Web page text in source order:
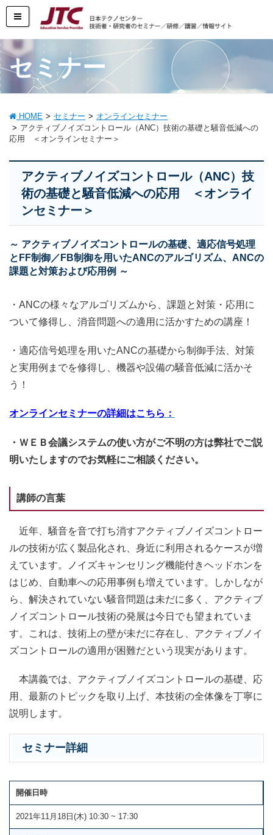
セミナー
HOME セミナー
オンラインセミナー
アクティブノイズコントロール（ANC）技術の基礎と騒音低減への
応用 ＜オンラインセミナー＞
アクティブノイズコントロール（ANC）技
術の基礎と騒音低減への応用 ＜オンライ
ンセミナー＞
～ アクティブノイズコントロールの基礎、適応信号処理
とFF制御／FB制御を用いたANCのアルゴリズム、ANCの
課題と対策および応用例 ～
・ANCの様々なアルゴリズムから、課題と対策・応用に
ついて修得し、消音問題への適用に活かすための講座！
・適応信号処理を用いたANCの基礎から制御手法、対策
と実用例までを修得し、機器や設備の騒音低減に活かそ
う！
オンラインセミナーの詳細はこちら：
・ＷＥＢ会議システムの使い方がご不明の方は弊社でご説
明いたしますのでお気軽にご相談ください。
講師の言葉
近年、騒音を音で打ち消すアクティブノイズコントロー
ルの技術が広く製品化され、身近に利用されるケースが増
えています。ノイズキャンセリング機能付きヘッドホンを
はじめ、自動車への応用事例も増えています。しかしなが
ら、解決されていない騒音問題は未だに多く、アクティブ
ノイズコントロール技術の発展は今日でも望まれていま
す。これは、技術上の壁が未だに存在し、アクティブノイ
ズコントロールの適用が困難だという現実があります。
本講義では、アクティブノイズコントロールの基礎、応
用、最新のトピックを取り上げ、本技術の全体像を丁寧に
説明します。
セミナー詳細
開催日時
2021年11月18日(木) 10:30 ~ 17:30